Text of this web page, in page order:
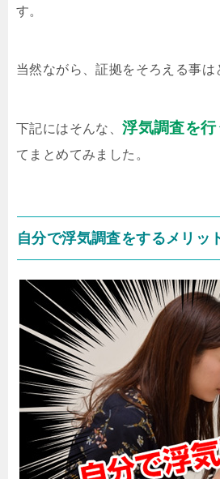
す。
当然ながら、証拠をそろえる事は
下記にはそんな、浮気調査を
てまとめてみました。
自分で浮気調査をするメリッ